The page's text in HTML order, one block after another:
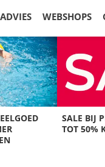
ADVIES WEBSHOPS
SALE BIJ
TOT 50%